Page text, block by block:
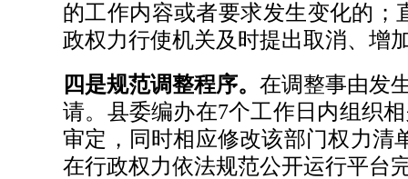
的工作内容或者要求发生变化的
政权力行使机关及时提出取消、增
四是规范调整程序。 在调整事由发
请。县委编办在7个工作日内组织
审定，同时相应修改该部门权力清
在行政权力依法规范公开运行平台